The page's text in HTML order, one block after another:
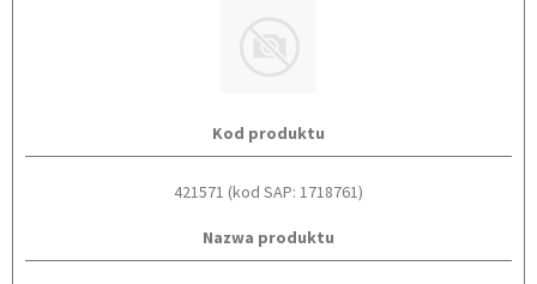
Kod produktu
421571 (kod SAP: 1718761)
Nazwa produktu